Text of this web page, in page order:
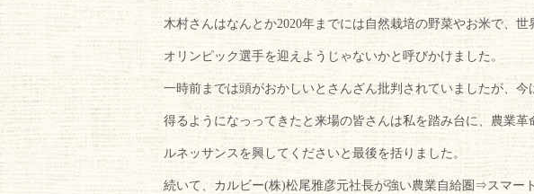
木村さんはなんとか2020年までには自然栽培の野菜やお米で、世
オリンピック選手を迎えようじゃないかと呼びかけました。
一時前までは頭がおかしいとさんざん批判されていましたが、今
得るようになっってきたと来場の皆さんは私を踏み台に、農業革
ルネッサンスを興してくださいと最後を括りました。
続いて、カルビー(株)松尾雅彦元社長が強い農業自給圏⇒スマー